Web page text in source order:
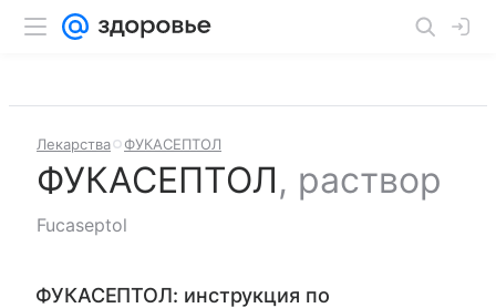
Лекарства ФУКАСЕПТОЛ
ФУКАСЕПТОЛ, раствор
Fucaseptol
ФУКАСЕПТОЛ: инструкция по